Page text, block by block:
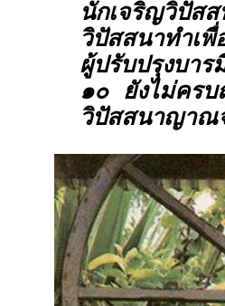
นักเจริญวิปัส
วิปัสสนาทำเ
ผู้ปรับปรุงบา
๑๐ ยังไม่ครบ
วิปัสสนาญาณ